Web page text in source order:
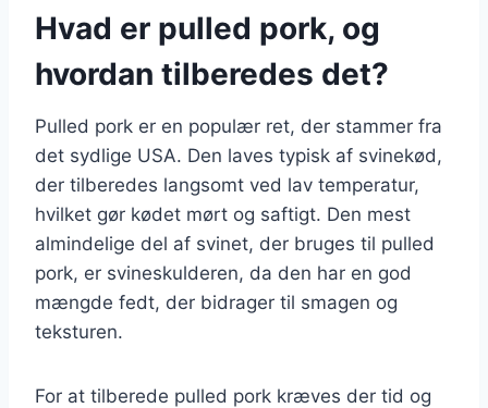
Hvad er pulled pork, og
hvordan tilberedes det?
Pulled pork er en populær ret, der stammer fra
det sydlige USA. Den laves typisk af svinekød,
der tilberedes langsomt ved lav temperatur,
hvilket gør kødet mørt og saftigt. Den mest
almindelige del af svinet, der bruges til pulled
pork, er svineskulderen, da den har en god
mængde fedt, der bidrager til smagen og
teksturen.
For at tilberede pulled pork kræves der tid og